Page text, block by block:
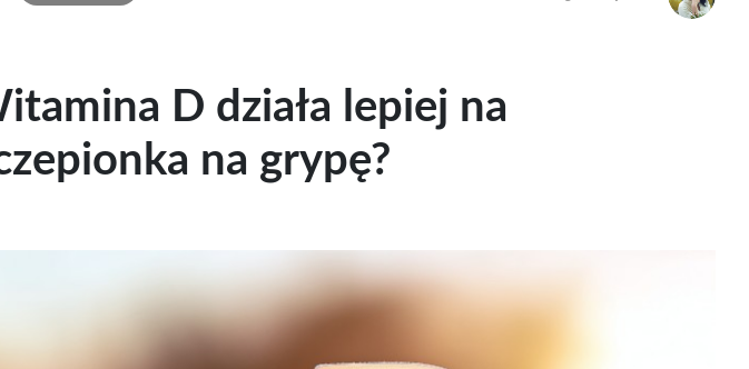
D działa lepiej na
na grypę?